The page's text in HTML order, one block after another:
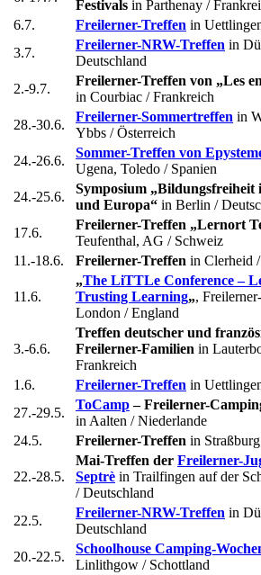
Festivals in Parthenay /
6.7.
Freilerner-Treffen in
3.7.
Freilerner-NRW-Treffen in
Deutschland
2.-9.7.
Freilerner-Treffen von „Les
in Courbiac / Frankreich
28.-30.6.
Freilerner-Sommertreffen in
Ybbs / Österreich
24.-26.6.
Sommer-Treffen von
Ugena, Toledo / Spanien
24.-25.6.
Symposium „Bildungsfreiheit
und Europa“ in Berlin /
17.6.
Freilerner-Treffen „Lernort
Teufenthal, AG / Schweiz
11.-18.6.
Freilerner-Treffen in Clerheid
11.6.
„The LiTTLe Conference –
Trusting Learning„,
London / England
3.-6.6.
Treffen deutscher und
Freilerner-Familien in
Frankreich
1.6.
Freilerner-Treffen in
27.-29.5.
ToCamp– Freilerner-
in Aalten / Niederlande
24.5.
Freilerner-Treffen in
22.-28.5.
Mai-Treffen der Freilerner-
Septrè in Trailfingen auf der
/ Deutschland
22.5.
Freilerner-NRW-Treffen in
Deutschland
20.-22.5.
Schoolhouse Camping-
Linlithgow / Schottland